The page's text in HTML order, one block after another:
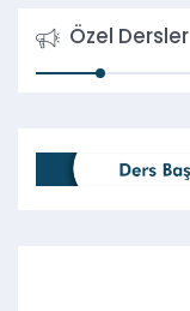
Özel Dersler